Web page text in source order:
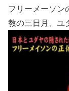
フリーメーソン
教の三日月、ユ